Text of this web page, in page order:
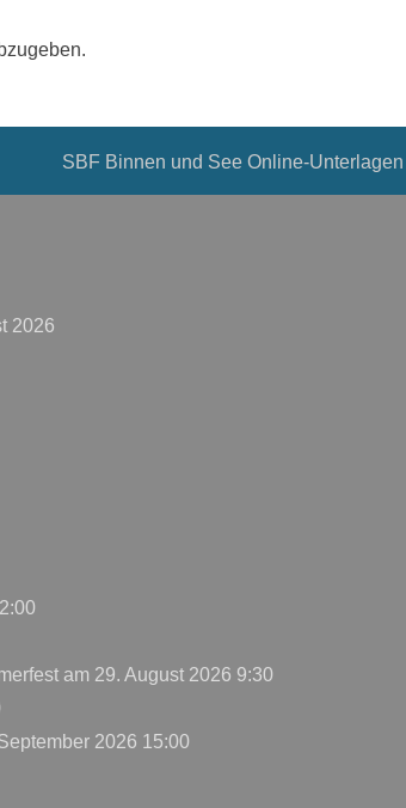
SBF Binnen und See Online-Unterlagen
2026
am 29. August 2026 9:30
2026 15:00